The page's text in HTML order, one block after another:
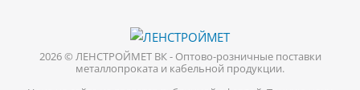
2026 © ЛЕНСТРОЙМЕТ ВК - Оптово-розничные поставки
металлопроката и кабельной продукции.